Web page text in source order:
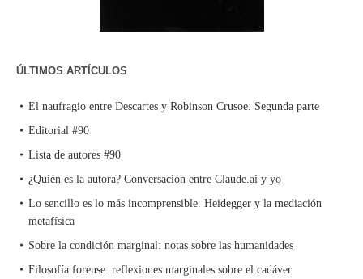
ÚLTIMOS ARTÍCULOS
El naufragio entre Descartes y Robinson Crusoe. Segunda parte
Editorial #90
Lista de autores #90
¿Quién es la autora? Conversación entre Claude.ai y yo
Lo sencillo es lo más incomprensible. Heidegger y la mediación
metafísica
Sobre la condición marginal: notas sobre las humanidades
Filosofía forense: reflexiones marginales sobre el cadáver